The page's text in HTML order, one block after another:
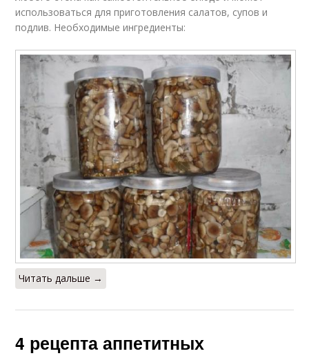
использоваться для приготовления салатов, супов и
подлив. Необходимые ингредиенты:
Читать дальше →
4 рецепта аппетитных